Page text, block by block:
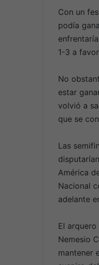
Con un
podía
1-3 a
No
estar
volvió a
que se
Las
América
Nacional
adelante
El
Nemesio
mantener